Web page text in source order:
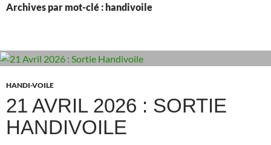
Archives par mot-clé : handivoile
HANDI-VOILE
21 AVRIL 2026 : SORTIE
HANDIVOILE